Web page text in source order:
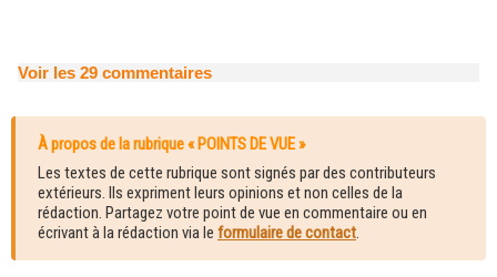
Voir les 29 commentaires
À propos de la rubrique « POINTS DE VUE »
Les textes de cette rubrique sont signés par des contributeurs
extérieurs. Ils expriment leurs opinions et non celles de la
rédaction. Partagez votre point de vue en commentaire ou en
écrivant à la rédaction via le formulaire de contact.